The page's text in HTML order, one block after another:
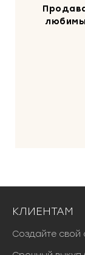
КЛИЕНТАМ
Создайте свой